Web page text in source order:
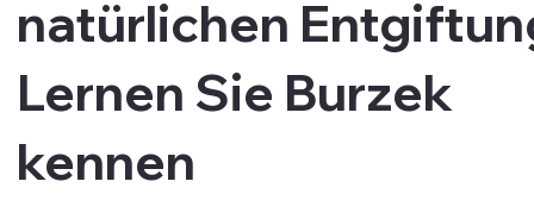
natürlichen
Lernen Sie Burzek
kennen